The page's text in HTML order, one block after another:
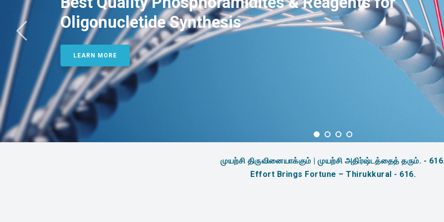
Oligonucletide Synthesis
LEARN MORE
முயற்சி திருவினையாக்கும் | முயற்சி அதிர்ஷ்டத்தைத் தரும். -
Effort Brings Fortune – Thirukkural - 616.